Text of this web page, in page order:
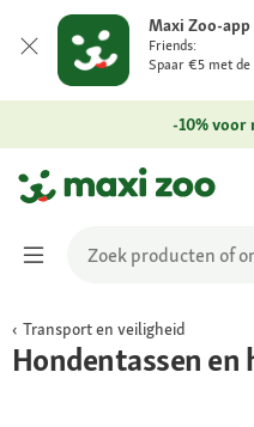
Maxi Zoo-app
Friends:
Spaar €5 met
-10% voor
Transport en veiligheid
Hondentassen